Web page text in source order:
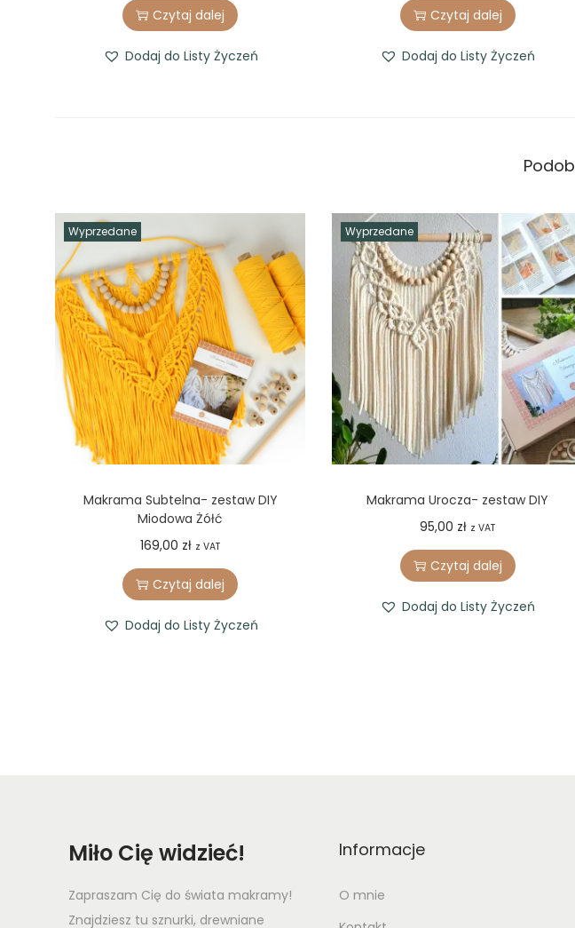
Czytaj dalej
Dodaj do Listy Życzeń
Czytaj dalej
Dodaj do Listy Życzeń
Wyprzedane
Makrama Subtelna- zestaw DIY
Miodowa Żółć
169,00 zł z VAT
Czytaj dalej
Dodaj do Listy Życzeń
Wyprzedane
Makrama Urocza- zestaw DIY
95,00 zł z VAT
Czytaj dalej
Dodaj do Listy Życzeń
Miło Cię widzieć!
Zapraszam Cię do świata makramy!
Znajdziesz tu sznurki, drewniane
Informacje
O mnie